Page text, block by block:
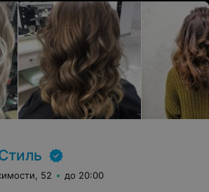
52 до 20:00